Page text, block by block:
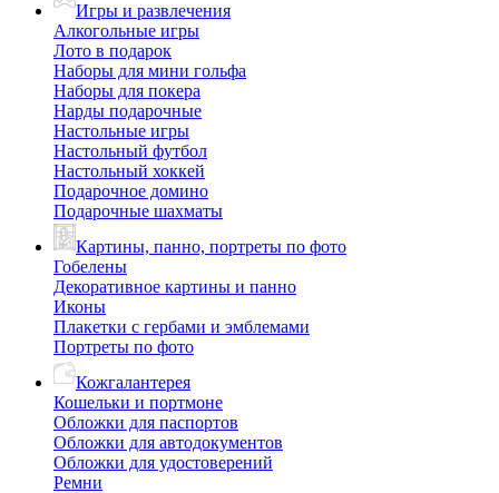
Игры и развлечения
Алкогольные игры
Лото в подарок
Наборы для мини гольфа
Наборы для покера
Нарды подарочные
Настольные игры
Настольный футбол
Настольный хоккей
Подарочное домино
Подарочные шахматы
Картины, панно, портреты по фото
Гобелены
Декоративное картины и панно
Иконы
Плакетки с гербами и эмблемами
Портреты по фото
Кожгалантерея
Кошельки и портмоне
Обложки для паспортов
Обложки для автодокументов
Обложки для удостоверений
Ремни